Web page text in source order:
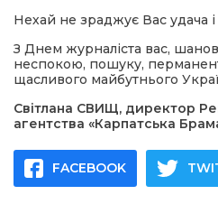
Нехай не зраджує Вас удача
З Днем журналіста вас,
неспокою, пошуку,
щасливого майбутнього
Світлана СВИЩ, директор
агентства «Карпатська
FACEBOOK